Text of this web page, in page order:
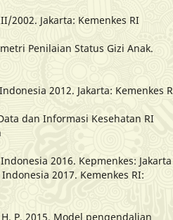
2002. Jakarta: Kemenkes RI
Penilaian Status Gizi Anak.
2012. Jakarta: Kemenkes
dan Informasi Kesehatan RI
2016. Kepmenkes: Jakarta
2017. Kemenkes RI:
P. 2015. Model pengendalian